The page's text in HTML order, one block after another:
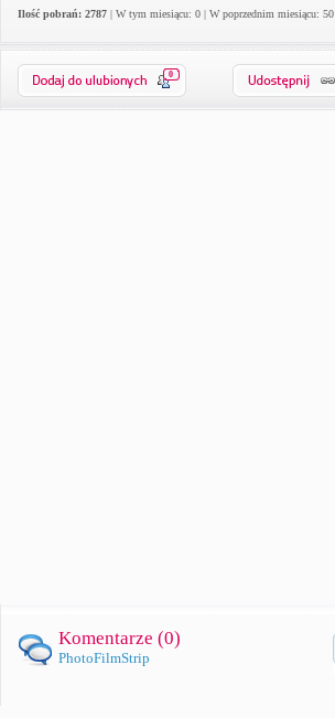
Ilość pobrań: 2787 | W tym miesiącu: 0 | W poprzednim miesiącu: 50
0
Komentarze (0)
PhotoFilmStrip